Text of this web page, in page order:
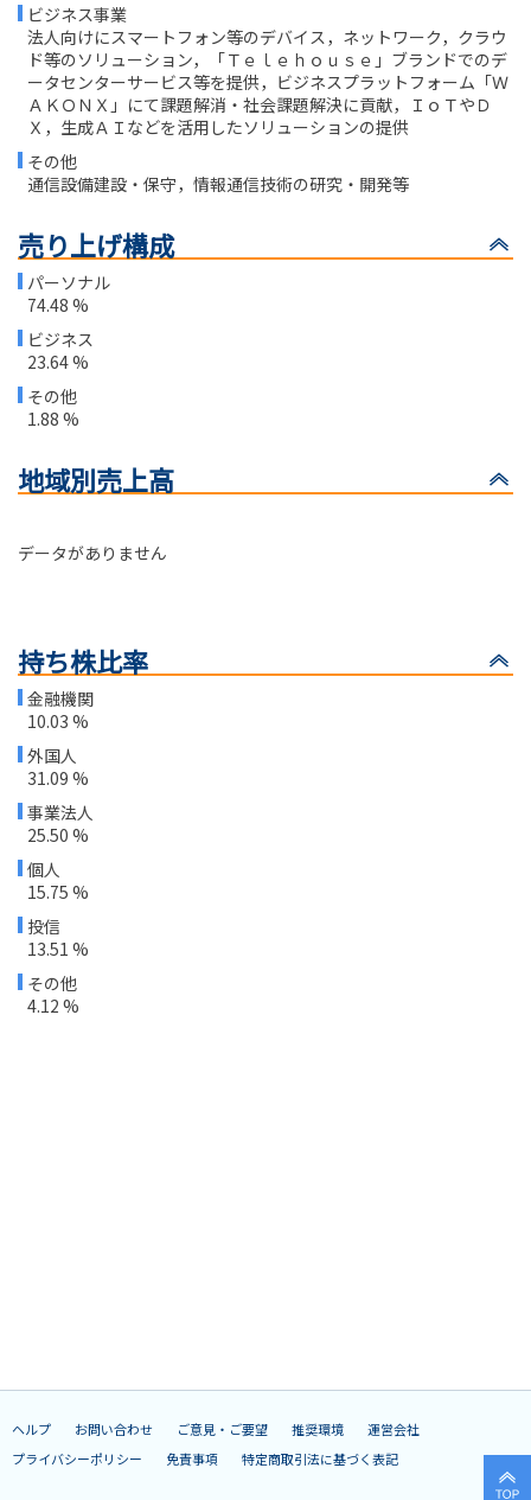
ビジネス事業
法人向けにスマートフォン等のデバイス，ネットワーク，クラウ
ド等のソリューション，「Ｔｅｌｅｈｏｕｓｅ」ブランドでのデ
ータセンターサービス等を提供，ビジネスプラットフォーム「Ｗ
ＡＫＯＮＸ」にて課題解消・社会課題解決に貢献，ＩｏＴやＤ
Ｘ，生成ＡＩなどを活用したソリューションの提供
その他
通信設備建設・保守，情報通信技術の研究・開発等
売り上げ構成
パーソナル
74.48 %
ビジネス
23.64 %
その他
1.88 %
地域別売上高
データがありません
持ち株比率
金融機関
10.03 %
外国人
31.09 %
事業法人
25.50 %
個人
15.75 %
投信
13.51 %
その他
4.12 %
ヘルプ お問い合わせ ご意見・ご要望 推奨環境
運営会社
プライバシーポリシー
免責事項 特定商取引法に基づく表記